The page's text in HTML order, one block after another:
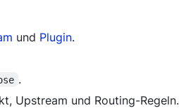
und Plugin.
.
Upstream und Routing-Regeln.